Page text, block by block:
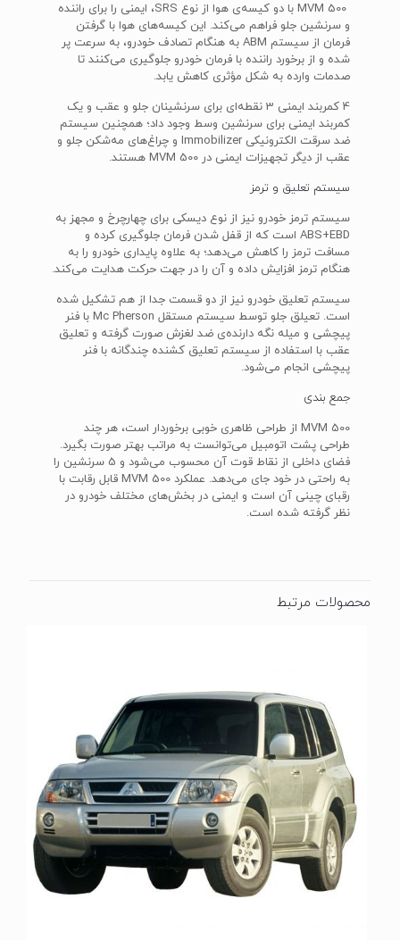
MVM 500 با دو کیسه‌ی هوا از نوع SRS، ایمنی را برای راننده
و سرنشین جلو فراهم می‌کند. این کیسه‌های هوا با گرفتن
فرمان از سیستم ABM به هنگام تصادف خودرو، به سرعت پر
شده و از برخورد راننده با فرمان خودرو جلوگیری می‌کنند تا
صدمات وارده به شکل مؤثری کاهش یابد.
4 کمربند ایمنی 3 نقطه‌ای برای سرنشینان جلو و عقب و یک
کمربند ایمنی برای سرنشین وسط وجود داد؛ همچنین سیستم
ضد سرقت الکترونیکی Immobilizer و چراغ‌های مه‌شکن جلو و
عقب از دیگر تجهیزات ایمنی در MVM 500 هستند.
سیستم تعلیق و ترمز
سیستم ترمز خودرو نیز از نوع دیسکی برای چهارچرخ و مجهز به
ABS+EBD است که از قفل شدن فرمان جلوگیری کرده و
مسافت ترمز را کاهش می‌دهد؛ به علاوه پایداری خودرو را به
هنگام ترمز افزایش داده و آن را در جهت حرکت هدایت می‌کند.
سیستم تعلیق خودرو نیز از دو قسمت جدا از هم تشکیل شده
است. تعیلق جلو توسط سیستم مستقل Mc Pherson با فنر
پیچشی و میله نگه دارنده‌ی ضد لغزش صورت گرفته و تعلیق
عقب با استفاده از سیستم تعلیق کشنده چندگانه با فنر
پیچشی انجام می‌شود.
جمع بندی
MVM 500 از طراحی ظاهری خوبی برخوردار است، هر چند
طراحی پشت اتومبیل می‌توانست به مراتب بهتر صورت بگیرد.
فضای داخلی از نقاط قوت آن محسوب می‌شود و 5 سرنشین را
به راحتی در خود جای می‌دهد. عملکرد MVM 500 قابل رقابت با
رقبای چینی آن است و ایمنی در بخش‌های مختلف خودرو در
نظر گرفته شده است.
محصولات مرتبط